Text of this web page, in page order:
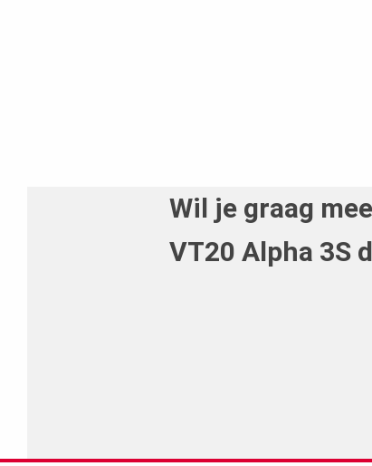
Wil je graag
VT20 Alpha 3S